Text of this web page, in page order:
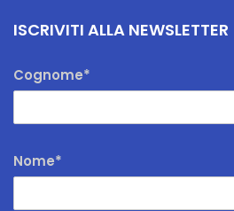
ISCRIVITI ALLA NEWSLETTER
Cognome*
Nome*